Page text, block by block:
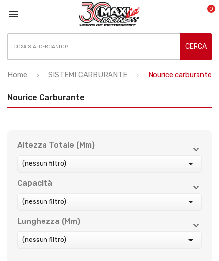
 0
CERCA
Home SISTEMI CARBURANTE Nourice carburante
Nourice Carburante
Altezza Totale (mm)


(nessun filtro) 
Capacità


(nessun filtro) 
Lunghezza (mm)


(nessun filtro) 